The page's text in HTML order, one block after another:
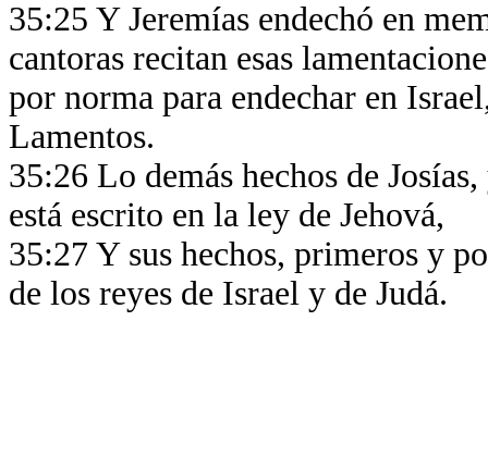
35:25 Y Jeremías endechó en
cantoras recitan esas
por norma para endechar en
Lamentos.
35:26 Lo demás hechos de
está escrito en la ley de Jehová,
35:27 Y sus hechos, primeros y
de los reyes de Israel y de Judá.